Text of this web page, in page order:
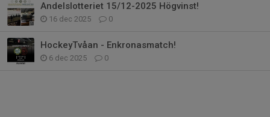
Andelslotteriet 15/12-2025 Högvinst!
16 dec 2025 0
HockeyTvåan - Enkronasmatch!
6 dec 2025 0